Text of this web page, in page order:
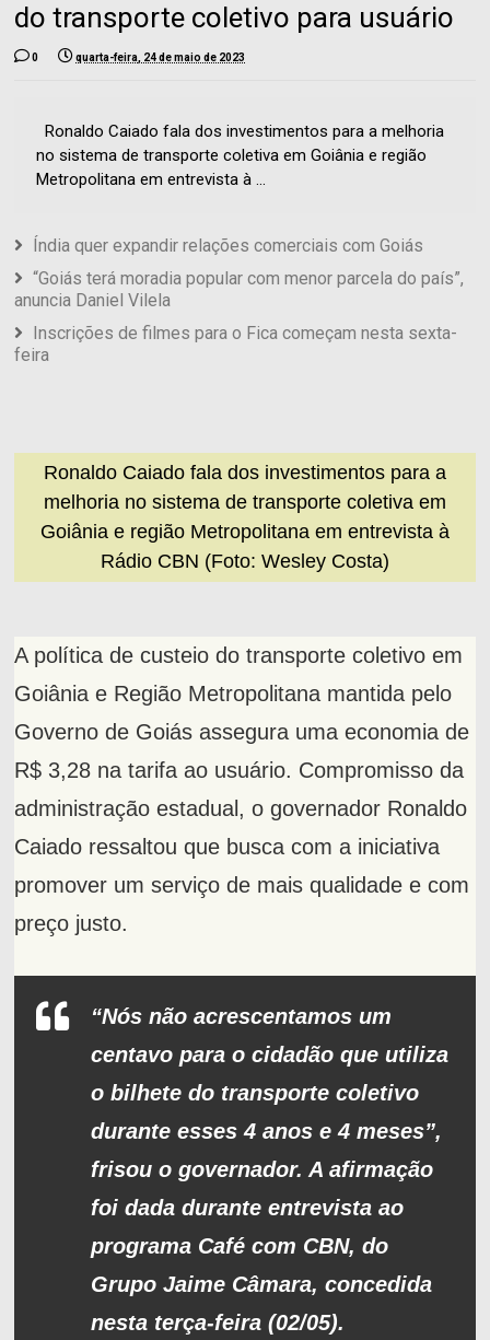
do transporte coletivo para usuário
0 quarta-feira, 24 de maio de 2023
Ronaldo Caiado fala dos investimentos para a melhoria
no sistema de transporte coletiva em Goiânia e região
Metropolitana em entrevista à ...
Índia quer expandir relações comerciais com Goiás
“Goiás terá moradia popular com menor parcela do país”,
anuncia Daniel Vilela
Inscrições de filmes para o Fica começam nesta sexta-
feira
Ronaldo Caiado fala dos investimentos para a
melhoria no sistema de transporte coletiva em
Goiânia e região Metropolitana em entrevista à
Rádio CBN (Foto: Wesley Costa)
A política de custeio do transporte coletivo em
Goiânia e Região Metropolitana mantida pelo
Governo de Goiás assegura uma economia de
R$ 3,28 na tarifa ao usuário. Compromisso da
administração estadual, o governador Ronaldo
Caiado ressaltou que busca com a iniciativa
promover um serviço de mais qualidade e com
preço justo.
“Nós não acrescentamos um
centavo para o cidadão que utiliza
o bilhete do transporte coletivo
durante esses 4 anos e 4 meses”,
frisou o governador. A afirmação
foi dada durante entrevista ao
programa Café com CBN, do
Grupo Jaime Câmara, concedida
nesta terça-feira (02/05).